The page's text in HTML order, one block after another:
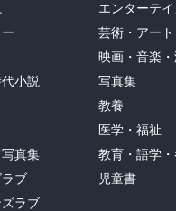
小説
真集
ブ
ラブ
エンターテイ
芸術・アート
映画・音楽・
写真集
教養
医学・福祉
教育・語学
児童書